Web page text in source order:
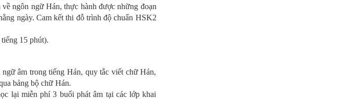
ngôn ngữ Hán, thực hành được những đoạn
ngày. Cam kết thi đỗ trình độ chuẩn HSK2
15 phút).
âm trong tiếng Hán, quy tắc viết chữ Hán,
bảng bộ chữ Hán.
lại miễn phí 3 buổi phát âm tại các lớp khai